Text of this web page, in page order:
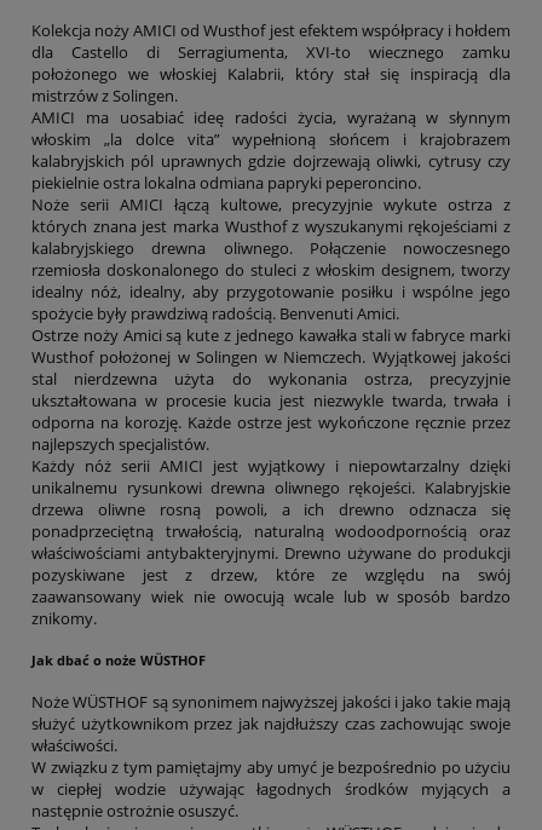
Kolekcja noży AMICI od Wusthof jest efektem współpracy i hołdem
dla Castello di Serragiumenta, XVI-to wiecznego zamku
położonego we włoskiej Kalabrii, który stał się inspiracją dla
mistrzów z Solingen.
AMICI ma uosabiać ideę radości życia, wyrażaną w słynnym
włoskim „la dolce vita” wypełnioną słońcem i krajobrazem
kalabryjskich pól uprawnych gdzie dojrzewają oliwki, cytrusy czy
piekielnie ostra lokalna odmiana papryki peperoncino.
Noże serii AMICI łączą kultowe, precyzyjnie wykute ostrza z
których znana jest marka Wusthof z wyszukanymi rękojeściami z
kalabryjskiego drewna oliwnego. Połączenie nowoczesnego
rzemiosła doskonalonego do stuleci z włoskim designem, tworzy
idealny nóż, idealny, aby przygotowanie posiłku i wspólne jego
spożycie były prawdziwą radością. Benvenuti Amici.
Ostrze noży Amici są kute z jednego kawałka stali w fabryce marki
Wusthof położonej w Solingen w Niemczech. Wyjątkowej jakości
stal nierdzewna użyta do wykonania ostrza, precyzyjnie
ukształtowana w procesie kucia jest niezwykle twarda, trwała i
odporna na korozję. Każde ostrze jest wykończone ręcznie przez
najlepszych specjalistów.
Każdy nóż serii AMICI jest wyjątkowy i niepowtarzalny dzięki
unikalnemu rysunkowi drewna oliwnego rękojeści. Kalabryjskie
drzewa oliwne rosną powoli, a ich drewno odznacza się
ponadprzeciętną trwałością, naturalną wodoodpornością oraz
właściwościami antybakteryjnymi. Drewno używane do produkcji
pozyskiwane jest z drzew, które ze względu na swój
zaawansowany wiek nie owocują wcale lub w sposób bardzo
znikomy.
Jak dbać o noże WÜSTHOF
Noże WÜSTHOF są synonimem najwyższej jakości i jako takie mają
służyć użytkownikom przez jak najdłuższy czas zachowując swoje
właściwości.
W związku z tym pamiętajmy aby umyć je bezpośrednio po użyciu
w ciepłej wodzie używając łagodnych środków myjących a
następnie ostrożnie osuszyć.